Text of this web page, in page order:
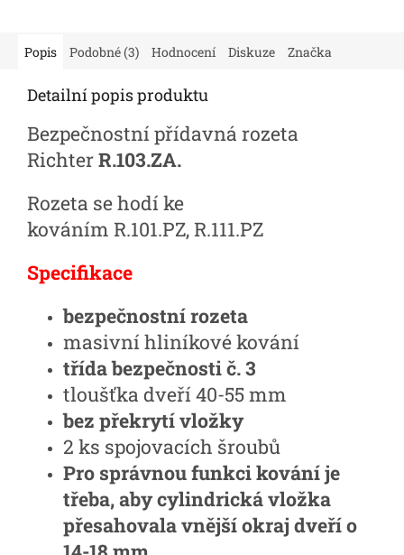
Popis Podobné (3) Hodnocení Diskuze Značka
Detailní popis produktu
Bezpečnostní přídavná rozeta
RichterR.103.ZA.
Rozeta se hodí ke
kováním R.101.PZ,R.111.PZ
Specifikace
bezpečnostní rozeta
masivní hliníkové kování
třída bezpečnosti č. 3
tloušťka dveří 40-55 mm
bez překrytí vložky
2 ks spojovacích šroubů
Pro správnou funkci kování je
třeba, aby cylindrická vložka
přesahovala vnější okraj dveří o